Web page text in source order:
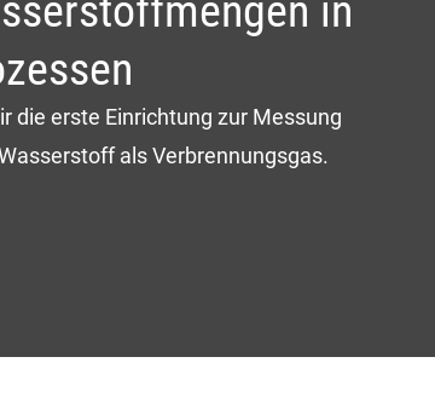
in
die erste Einrichtung zur Messung
als Verbrennungsgas.